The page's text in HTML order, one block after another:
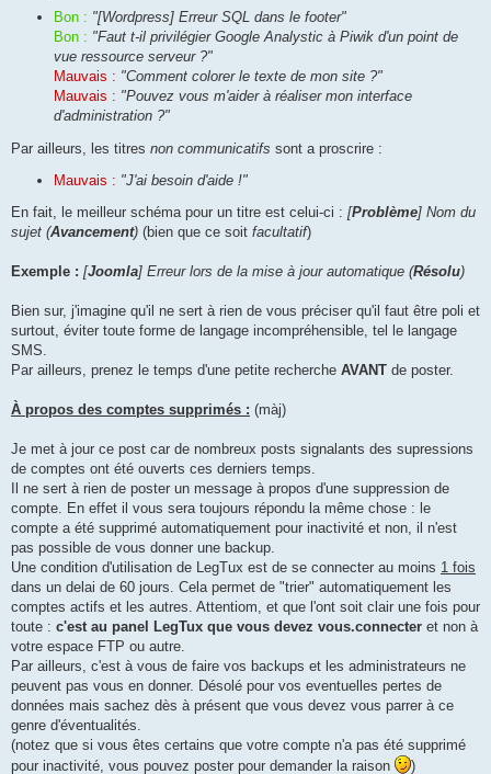
Bon : "[Wordpress] Erreur SQL dans le footer"
Bon : "Faut t-il privilégier Google Analystic à Piwik d'un point de
vue ressource serveur ?"
Mauvais : "Comment colorer le texte de mon site ?"
Mauvais : "Pouvez vous m'aider à réaliser mon interface
d'administration ?"
Par ailleurs, les titres non communicatifs sont a proscrire :
Mauvais : "J'ai besoin d'aide !"
En fait, le meilleur schéma pour un titre est celui-ci : [Problème] Nom du
sujet (Avancement) (bien que ce soit facultatif)
Exemple : [Joomla] Erreur lors de la mise à jour automatique (Résolu)
Bien sur, j'imagine qu'il ne sert à rien de vous préciser qu'il faut être poli et
surtout, éviter toute forme de langage incompréhensible, tel le langage
SMS.
Par ailleurs, prenez le temps d'une petite recherche AVANT de poster.
À propos des comptes supprimés : (màj)
Je met à jour ce post car de nombreux posts signalants des supressions
de comptes ont été ouverts ces derniers temps.
Il ne sert à rien de poster un message à propos d'une suppression de
compte. En effet il vous sera toujours répondu la même chose : le
compte a été supprimé automatiquement pour inactivité et non, il n'est
pas possible de vous donner une backup.
Une condition d'utilisation de LegTux est de se connecter au moins 1 fois
dans un delai de 60 jours. Cela permet de "trier" automatiquement les
comptes actifs et les autres. Attentiom, et que l'ont soit clair une fois pour
toute : c'est au panel LegTux que vous devez vous.connecter et non à
votre espace FTP ou autre.
Par ailleurs, c'est à vous de faire vos backups et les administrateurs ne
peuvent pas vous en donner. Désolé pour vos eventuelles pertes de
données mais sachez dès à présent que vous devez vous parrer à ce
genre d'éventualités.
(notez que si vous êtes certains que votre compte n'a pas été supprimé
pour inactivité, vous pouvez poster pour demander la raison
)